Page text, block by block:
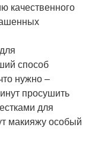
качественного
способ
нужно –
просушить
для
макияжу особый